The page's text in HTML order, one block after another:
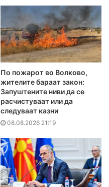
По пожарот во Волково,
жителите бараат закон:
Запуштените ниви да се
расчистуваат или да
следуваат казни
08.08.2026 21:19